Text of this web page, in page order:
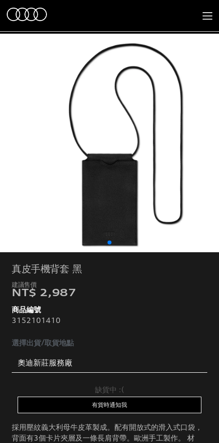
真皮手機背套 黑
NT$ 2,987
商品編號
3152101410
選擇出貨/取貨地點
缺貨中 :(
有貨時通知我
採用壓紋義大利母牛皮革製成。配有開放式的滑入式口袋，
背面有3個卡片夾層及一條長肩背帶。歐洲手工製作。 材